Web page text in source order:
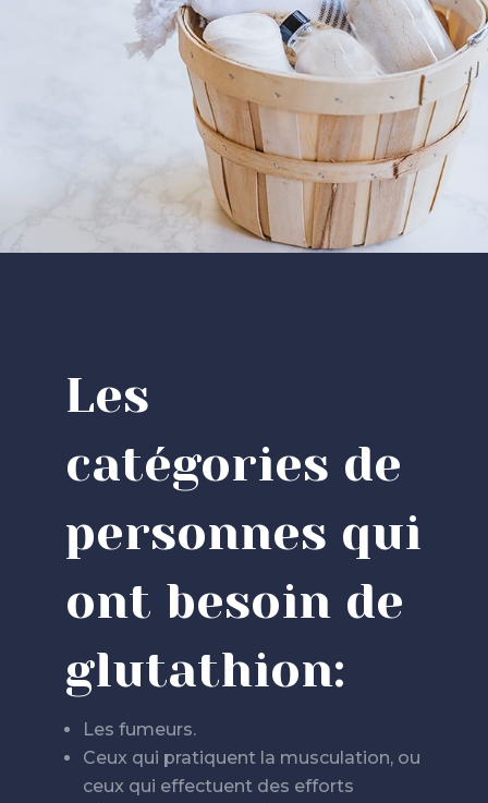
Les
catégories de
personnes qui
ont besoin de
glutathion:
Les fumeurs.
Ceux qui pratiquent la musculation, ou
ceux qui effectuent des efforts